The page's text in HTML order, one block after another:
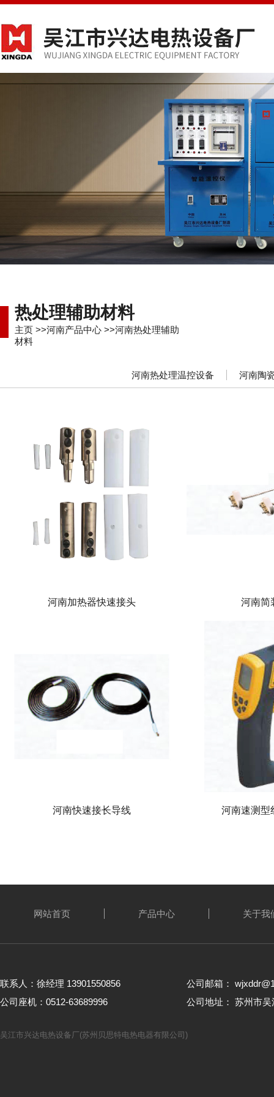
热处理辅助材料
主页 >>河南产品中心 >>河南热处理辅助
材料
河南热处理温控设备 河南陶
河南加热器快速接头 河南简
河南快速接长导线 河南速测型
网站首页 产品中心 关于我
联系人：徐经理 13901550856
公司邮箱：
公司座机：0512-63689996
公司地址： 苏州市
吴江市兴达电热设备厂(苏州贝思特电热电器有限公司)